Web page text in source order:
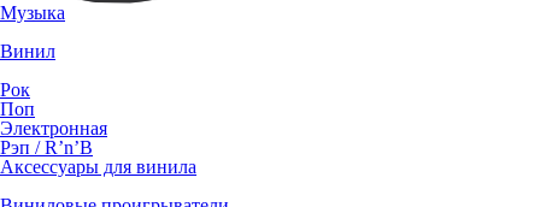
Музыка
Винил
Рок
Поп
Электронная
Рэп / R’n’B
Аксессуары для винила